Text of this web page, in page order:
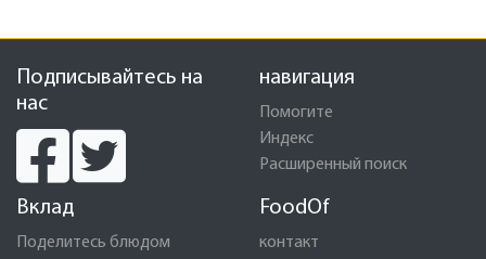
Подписывайтесь на
нас
навигация
Помогите
Индекс
Расширенный поиск
Вклад
Поделитесь блюдом
FoodOf
контакт